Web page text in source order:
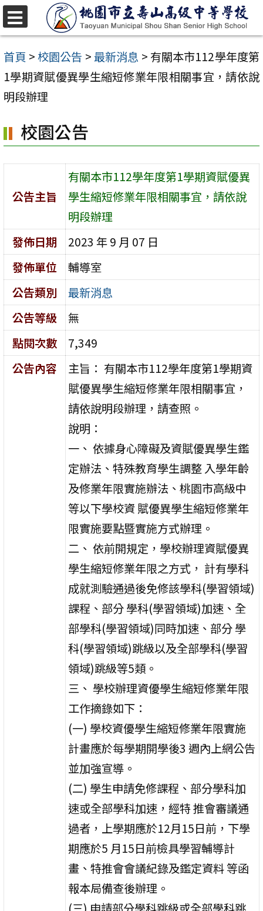
跳
至
主
要
內
區
首頁 >校園公告 >最新消息 > 有關本市112學年度第
1學期資賦優異學生縮短修業年限相關事宜，請依說
明段辦理
校園公告
公告主旨
有關本市112學年度第1學期資賦優異
學生縮短修業年限相關事宜，請依說
明段辦理
發佈日期
2023 年 9 月 07 日
發佈單位
輔導室
公告類別
最新消息
公告等級
無
點閱次數
7,349
公告內容
主旨： 有關本市112學年度第1學期資
賦優異學生縮短修業年限相關事宜，
請依說明段辦理，請查照。
說明：
一、 依據身心障礙及資賦優異學生鑑
定辦法、特殊教育學生調整 入學年齡
及修業年限實施辦法、桃園市高級中
等以下學校資 賦優異學生縮短修業年
限實施要點暨實施方式辦理。
二、 依前開規定，學校辦理資賦優異
學生縮短修業年限之方式， 計有學科
成就測驗通過後免修該學科(學習領域)
課程、部分 學科(學習領域)加速、全
部學科(學習領域)同時加速、部分 學
科(學習領域)跳級以及全部學科(學習
領域)跳級等5類。
三、 學校辦理資優學生縮短修業年限
工作摘錄如下：
(一) 學校資優學生縮短修業年限實施
計畫應於每學期開學後3 週內上網公告
並加強宣導。
(二) 學生申請免修課程、部分學科加
速或全部學科加速，經特 推會審議通
過者，上學期應於12月15日前，下學
期應於5 月15日前檢具學習輔導計
畫、特推會會議紀錄及鑑定資料 等函
報本局備查後辦理。
選
單